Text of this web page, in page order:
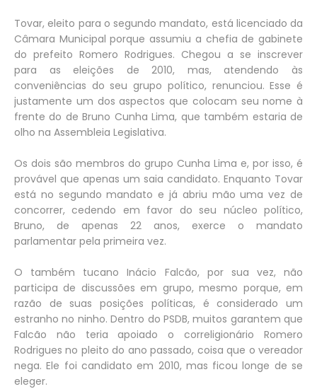
Tovar, eleito para o segundo mandato, está licenciado da
Câmara Municipal porque assumiu a chefia de gabinete
do prefeito Romero Rodrigues. Chegou a se inscrever
para as eleições de 2010, mas, atendendo às
conveniências do seu grupo político, renunciou. Esse é
justamente um dos aspectos que colocam seu nome à
frente do de Bruno Cunha Lima, que também estaria de
olho na Assembleia Legislativa.
Os dois são membros do grupo Cunha Lima e, por isso, é
provável que apenas um saia candidato. Enquanto Tovar
está no segundo mandato e já abriu mão uma vez de
concorrer, cedendo em favor do seu núcleo político,
Bruno, de apenas 22 anos, exerce o mandato
parlamentar pela primeira vez.
O também tucano Inácio Falcão, por sua vez, não
participa de discussões em grupo, mesmo porque, em
razão de suas posições políticas, é considerado um
estranho no ninho. Dentro do PSDB, muitos garantem que
Falcão não teria apoiado o correligionário Romero
Rodrigues no pleito do ano passado, coisa que o vereador
nega. Ele foi candidato em 2010, mas ficou longe de se
eleger.